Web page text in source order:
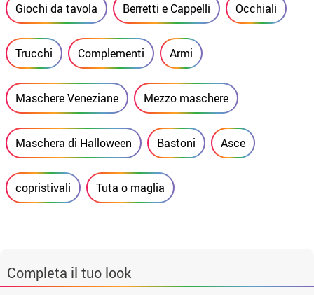
Giochi da tavola Berretti e Cappelli Occhiali
Trucchi Complementi Armi
Maschere Veneziane Mezzo maschere
Maschera di Halloween Bastoni Asce
copristivali Tuta o maglia
Completa il tuo look